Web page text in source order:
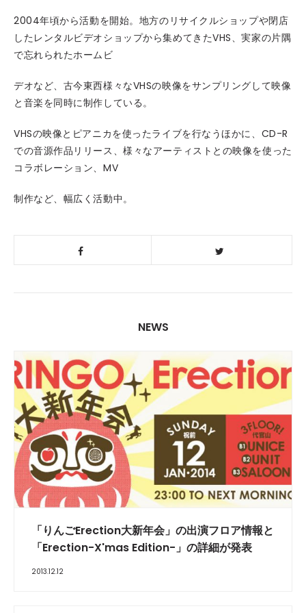
2004年頃から活動を開始。地方のリサイクルショップや閉店
したレンタルビデオショップから集めてきたVHS、実家の片隅
で忘れられたホームビ
デオなど、古今東西様々なVHSの映像をサンプリングして映像
と音楽を同時に制作している。
VHSの映像とピアニカを使ったライブを行なうほかに、CD-R
での音源作品リリース、様々なアーティストとの映像を使った
コラボレーション、MV
制作など、幅広く活動中。
NEWS
「りんごErection大新年会」の出演フロア情報と
「Erection-X'mas Edition-」の詳細が発表
2013.12.12